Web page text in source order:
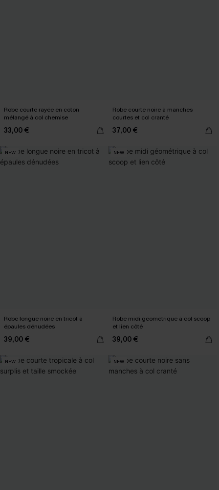
Robe courte rayée en coton
mélangé à col chemise
33,00 €
Robe courte noire à manches
courtes et col cranté
37,00 €
NEW
Robe longue noire en tricot à
épaules dénudées
39,00 €
NEW
Robe midi géométrique à col scoop
et lien côté
39,00 €
NEW NEW